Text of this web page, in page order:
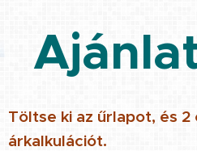
Töltse ki az űrlapot, és 2
árkalkulációt.